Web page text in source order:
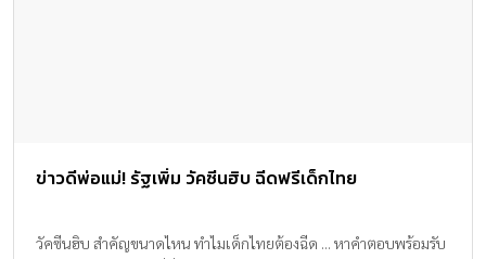
ข่าวดีพ่อแม่! รัฐเพิ่ม วัคซีนฮิบ ฉีดฟรีเด็กไทย
วัคซีนฮิบ สำคัญขนาดไหน ทำไมเด็กไทยต้องฉีด ... หาคำตอบพร้อมรับ